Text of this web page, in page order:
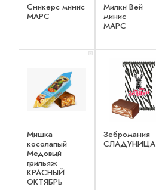
Сникерс минис
МАРС
Милки Вей
минис
МАРС
x 1
Мишка
косолапый
Медовый
грильяж
КРАСНЫЙ
ОКТЯБРЬ
Зебромания
СЛАДУНИЦА